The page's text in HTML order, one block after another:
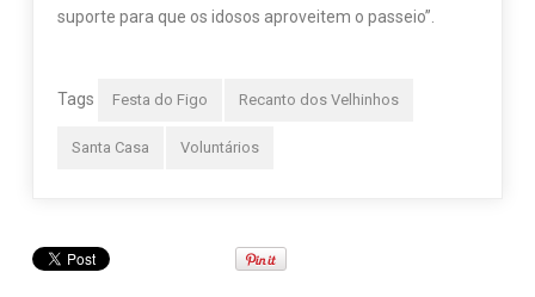
suporte para que os idosos aproveitem o passeio”.
Tags Festa do Figo Recanto dos Velhinhos
Santa Casa Voluntários